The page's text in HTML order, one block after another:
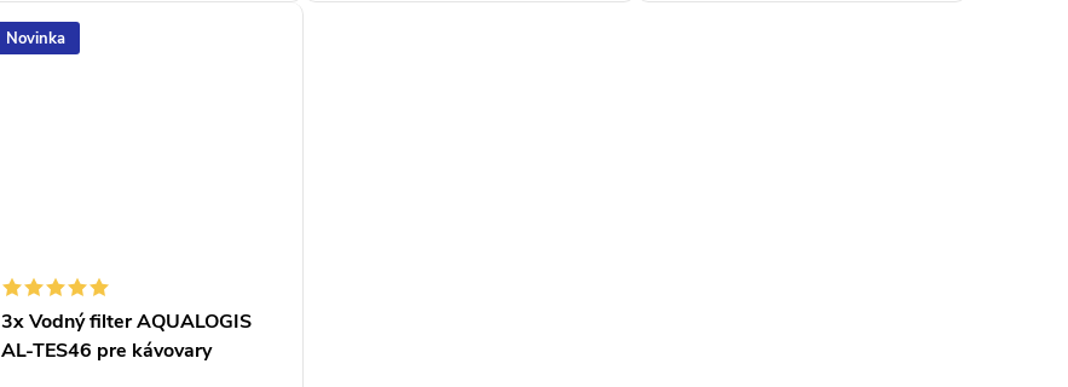
TCZ6003 461732, Siemens...
Novinka
3x Vodný filter AQUALOGIS
AL-TES46 pre kávovary